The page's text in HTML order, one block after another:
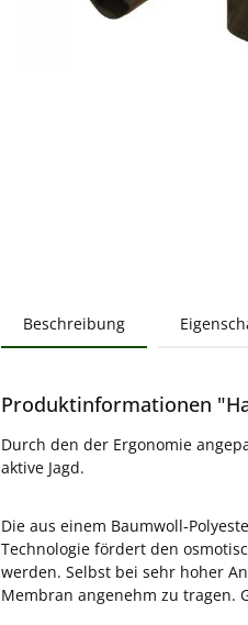
Beschreibung
Produktinformationen
Durch den der Ergonomie
aktive Jagd.
Die aus einem Baumwoll-
Technologie fördert den
werden. Selbst bei sehr hoher
Membran angenehm zu tragen.